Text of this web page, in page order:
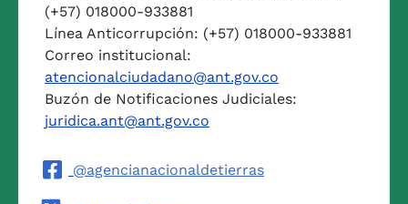
(+57) 018000-933881
Línea Anticorrupción: (+57) 018000-933881
Correo institucional:
atencionalciudadano@ant.gov.co
Buzón de Notificaciones Judiciales:
juridica.ant@ant.gov.co
@agencianacionaldetierras